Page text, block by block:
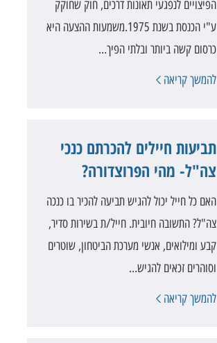
הפיצויים לנפגעי תאונות דרכים, חוק שחוקק
ע"י הכנסת בשנת 1975.משמעות ההצעה היא
כרסום קשה ביותר ובלתי הפיך…
להמשך קריאה
תביעות חיילים להכרתם כנכי
צה"ל- מהי הפרוצדורה?
האם כל חייל יכול להגיש תביעה להכיר בו כנכה
צה"ל? התשובה חיובית. חייל/ת בשירות סדיר,
קבע ומילואים, אנשי מערכת הביטחון, שוטרים
וסוהרים זכאים להגיש…
להמשך קריאה